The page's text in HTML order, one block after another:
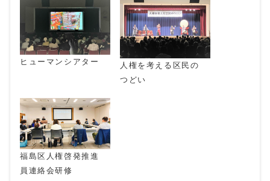
ヒューマンシアター
人権を考える区民の
つどい
福島区人権啓発推進
員連絡会研修